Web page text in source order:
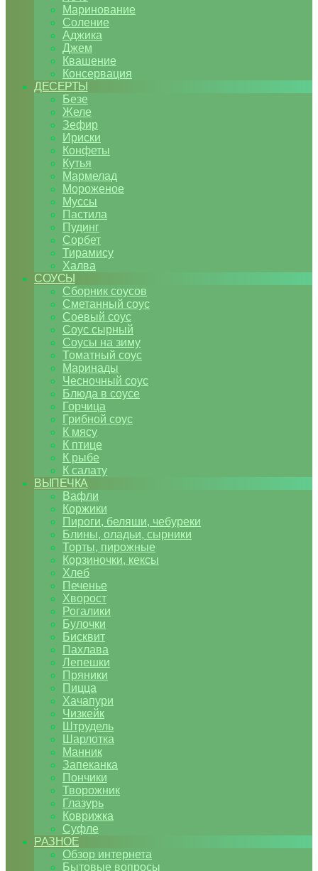
Маринование
Соление
Аджика
Джем
Квашение
Консервация
ДЕСЕРТЫ
Безе
Желе
Зефир
Ириски
Конфеты
Кутья
Мармелад
Мороженое
Муссы
Пастила
Пудинг
Сорбет
Тирамису
Халва
СОУСЫ
Сборник соусов
Сметанный соус
Соевый соус
Соус сырный
Соусы на зиму
Томатный соус
Маринады
Чесночный соус
Блюда в соусе
Горчица
Грибной соус
К мясу
К птице
К рыбе
К салату
ВЫПЕЧКА
Вафли
Коржики
Пироги, беляши, чебуреки
Блины, оладьи, сырники
Торты, пирожные
Корзиночки, кексы
Хлеб
Печенье
Хворост
Рогалики
Булочки
Бисквит
Пахлава
Лепешки
Пряники
Пицца
Хачапури
Чизкейк
Штрудель
Шарлотка
Манник
Запеканка
Пончики
Творожник
Глазурь
Коврижка
Суфле
РАЗНОЕ
Обзор интернета
Бытовые вопросы